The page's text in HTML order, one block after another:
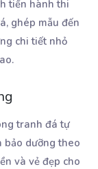
tiến hành thi
ghép mẫu đến
chi tiết nhỏ
tranh đá tự
bảo dưỡng theo
và vẻ đẹp cho